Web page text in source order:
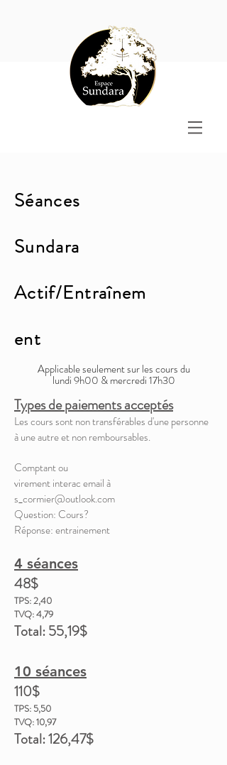
Séances
Sundara
Actif/Entraînem
ent
Applicable seulement sur les cours du
lundi 9h00 & mercredi 17h30
Types de paiements acceptés
Les cours sont non transférables d'une personne
à une autre et non remboursables.
Comptant ou
virement interac email à
s_cormier@outlook.com
Question: Cours?
Réponse: entrainement
4 séances
48$
TPS: 2,40
TVQ: 4,79
Total: 55,19$
10 séances
110$
TPS: 5,50
TVQ: 10,97
Total: 126,47$